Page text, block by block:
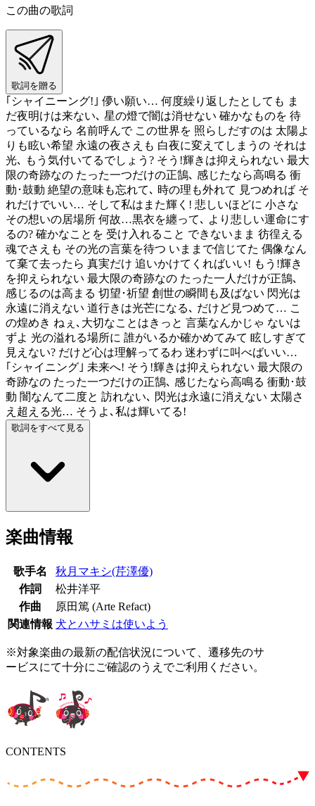
この曲の歌詞
歌詞を贈る
｢シャイニーング!｣ 儚い願い… 何度繰り返したとしても ま
だ夜明けは来ない､ 星の燈で闇は消せない 確かなものを 待
っているなら 名前呼んで この世界を 照らしだすのは 太陽よ
りも眩い希望 永遠の夜さえも 白夜に変えてしまうの それは
光､ もう気付いてるでしょう? そう!輝きは抑えられない 最大
限の奇跡なの たった一つだけの正鵠､ 感じたなら高鳴る 衝
動･鼓動 絶望の意味も忘れて､ 時の理も外れて 見つめれば そ
れだけでいい… そして私はまた輝く! 悲しいほどに 小さな
その想いの居場所 何故…黒衣を纏って､ より悲しい運命にす
るの? 確かなことを 受け入れること できないまま 彷徨える
魂でさえも その光の言葉を待つ いままで信じてた 偶像なん
て棄て去ったら 真実だけ 追いかけてくればいい! もう!輝き
を抑えられない 最大限の奇跡なの たった一人だけが正鵠､
感じるのは高まる 切望･祈望 創世の瞬間も及ばない 閃光は
永遠に消えない 道行きは光芒になる､ だけど見つめて… こ
の煌めき ねぇ､大切なことはきっと 言葉なんかじゃ ないは
ずよ 光の溢れる場所に 誰がいるか確かめてみて 眩しすぎて
見えない? だけど心は理解ってるわ 迷わずに叫べばいい…
｢シャイニング｣ 未来へ! そう!輝きは抑えられない 最大限の
奇跡なの たった一つだけの正鵠､ 感じたなら高鳴る 衝動･鼓
動 闇なんて二度と 訪れない､ 閃光は永遠に消えない 太陽さ
え超える光… そうよ､私は輝いてる!
歌詞をすべて見る
楽曲情報
歌手名
秋月マキシ(芹澤優)
作詞
松井洋平
作曲
原田篤 (Arte Refact)
関連情報 犬とハサミは使いよう
※対象楽曲の最新の配信状況について、遷移先のサ
ービスにて十分にご確認のうえでご利用ください。
CONTENTS